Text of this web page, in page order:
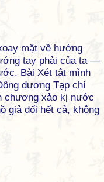
mặt về hướng
tay phải của ta —
Bài Xét tật mình
dương Tạp chí
chương xảo kị nước
giả dối hết cả, không